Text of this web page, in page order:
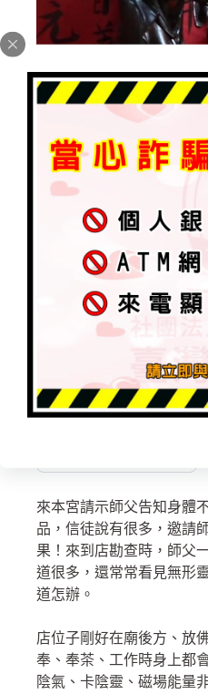
庚子年7月21日．台南-永
出勤勘查處理篇
來本宮請示師父告知身體
品，信徒說有很多，邀請
果！來到店勘查時，師父
道很多，還常常看見無形
道怎辦。
店位子剛好在廟後方、放
奉、奉茶、工作時身上都
陰氣、卡陰靈、磁場能量